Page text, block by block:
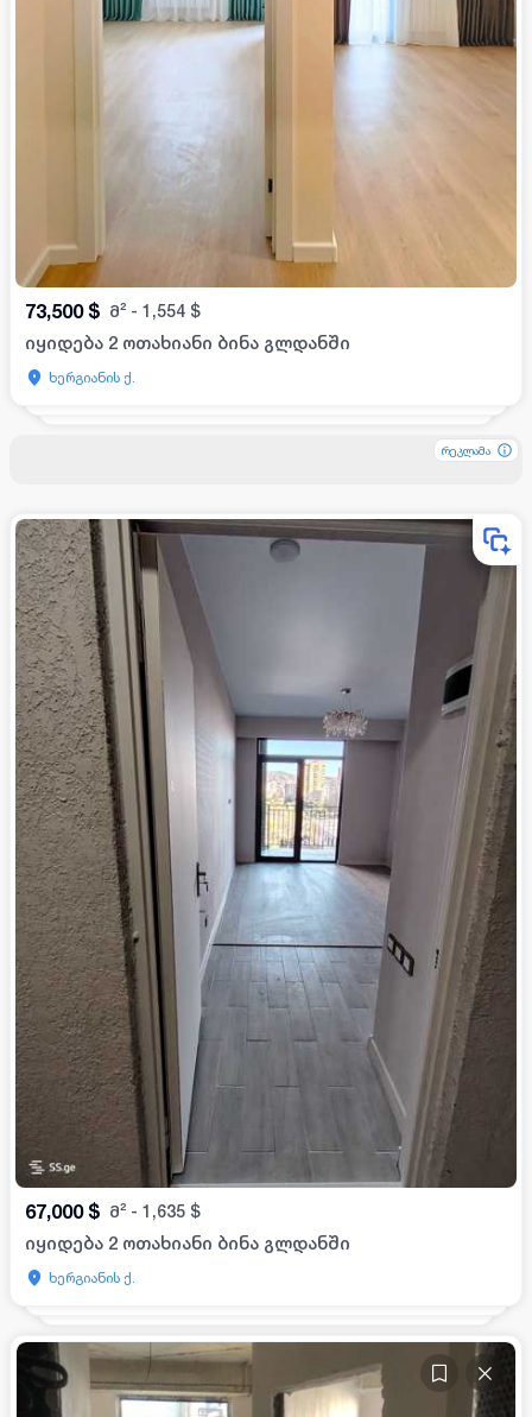
73,500 $ მ² - 1,554 $
იყიდება 2 ოთახიანი ბინა გლდანში
ხერგიანის ქ.
67,000 $ მ² - 1,635 $
იყიდება 2 ოთახიანი ბინა გლდანში
ხერგიანის ქ.
რეკლამა
რეკლამა
რეკლამა